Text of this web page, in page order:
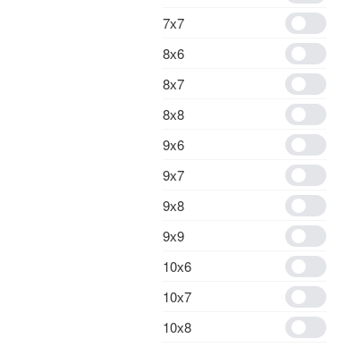
7х7
8х6
8х7
8х8
9x6
9х7
9х8
9х9
10х6
10х7
10х8